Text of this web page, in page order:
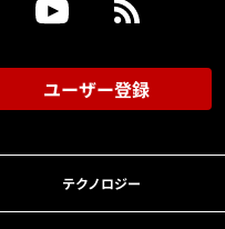
ユーザー登録
テクノロジー